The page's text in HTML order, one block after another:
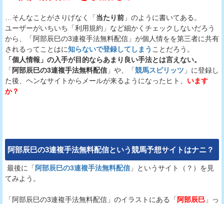
…そんなことがさりげなく「当たり前 」のように書いてある。
ユーザーがいちいち「利用規約」など細かくチェックしないだろう
から、「阿部辰巳の3連複手法無料配信」が個人情をを第三者に共有
されるってことはに知らないで登録してしまう ことだろう。
「個人情報」の入手が目的ならあまり良い手法とは言えない。
「 阿部辰巳の3連複手法無料配信 」や、「競馬スピリッツ 」に登録し
た後、ヘンなサイトからメールが来るようになったヒト、 います
か？
阿部辰巳の3連複手法無料配信という競馬予想サイト はナニ？
最後に「 阿部辰巳の3連複手法無料配信 」というサイト（？）を見
てみよう。
「阿部辰巳の3連複手法無料配信」のイラストにある「 阿部辰巳 」っ